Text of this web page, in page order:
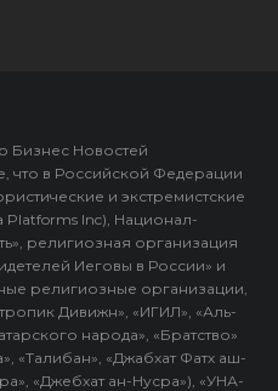
Бизнес Новостей
что в Российской Федерации
и экстремистские
Platforms Inc), Национал-
религиозная организация
Иеговы в России» и
религиозные организации,
Дивижн», «ИГИЛ», «Аль-
народа», «Братство»
«Талибан», «Джабхат Фатх аш-
«Джебхат ан-Нусра»), «УНА-